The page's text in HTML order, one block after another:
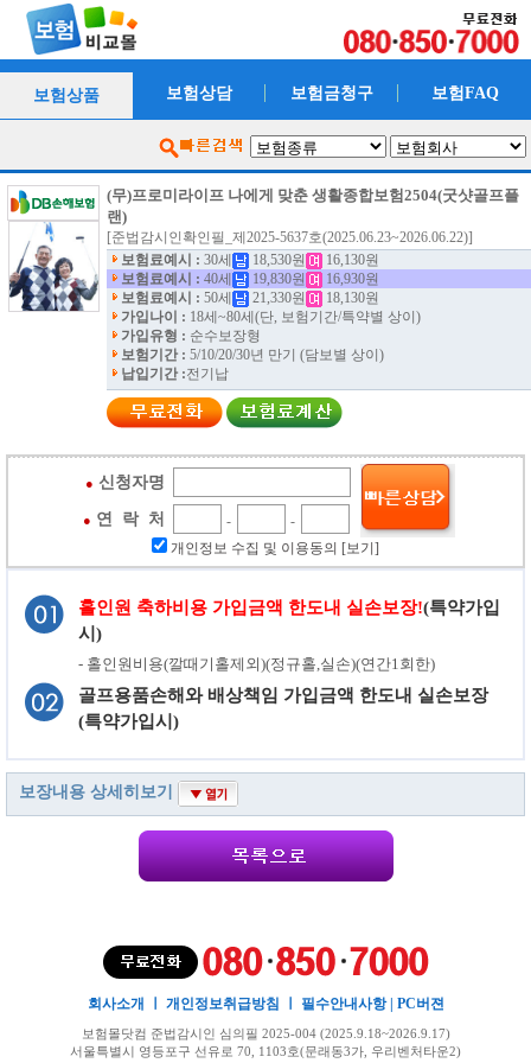
보험상품 보험상담 보험금청구 보험FAQ
(무)프로미라이프 나에게 맞춘 생활종합보험2504(굿샷골프플
랜)
[준법감시인확인필_제2025-5637호(2025.06.23~2026.06.22)]
보험료예시 : 30세 18,530원
16,130원
보험료예시 : 40세 19,830원
16,930원
보험료예시 : 50세 21,330원
18,130원
가입나이 : 18세~80세(단, 보험기간/특약별 상이)
가입유형 : 순수보장형
보험기간 : 5/10/20/30년 만기 (담보별 상이)
납입기간 :전기납
● 신청자명
● 연 락 처 -
-
개인정보 수집 및 이용동의 [보기]
홀인원 축하비용 가입금액 한도내 실손보장!(특약가입
시)
- 홀인원비용(깔때기홀제외)(정규홀,실손)(연간1회한)
골프용품손해와 배상책임 가입금액 한도내 실손보장
(특약가입시)
보장내용 상세히보기
회사소개 개인정보취급방침 필수안내사항| PC버젼
보험몰닷컴 준법감시인 심의필 2025-004 (2025.9.18~2026.9.17)
서울특별시 영등포구 선유로 70, 1103호(문래동3가, 우리벤처타운2)